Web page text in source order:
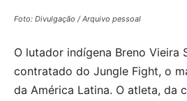
Foto: Divulgação / Arquivo pessoal
O lutador indígena Breno Vieira
contratado do Jungle Fight, o
da América Latina. O atleta, da